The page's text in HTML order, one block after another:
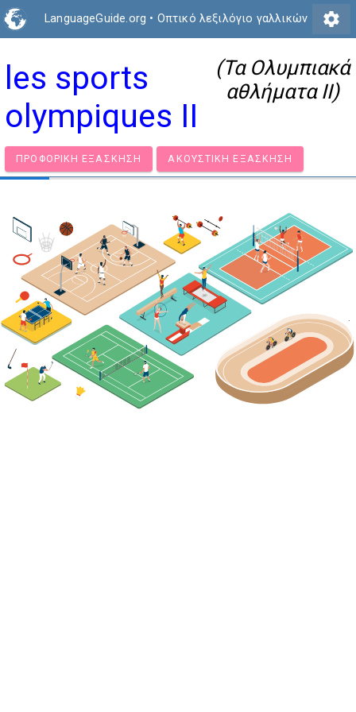
LanguageGuide.org • Οπτικό λεξιλόγιο γαλλικών settings
les sports
olympiques II
(Τα Ολυμπιακά
αθλήματα II)
ΠΡΟΦΟΡΙΚΉ ΕΞΆΣΚΗΣΗ ΑΚΟΥΣΤΙΚΉ ΕΞΆΣΚΗΣΗ